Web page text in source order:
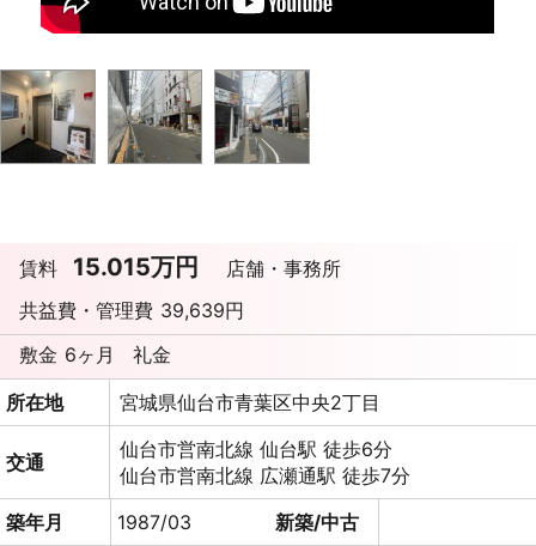
賃料 15.015万円
店舗・事務所
共益費・管理費 39,639円
敷金 6ヶ月
礼金
所在地
宮城県仙台市青葉区中央2丁目
交通
仙台市営南北線 仙台駅 徒歩6分
仙台市営南北線 広瀬通駅 徒歩7分
築年月
1987/03
新築/中古